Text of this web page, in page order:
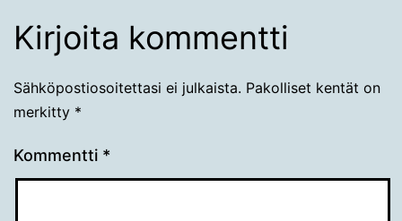
Kirjoita kommentti
Sähköpostiosoitettasi ei julkaista. Pakolliset kentät on
merkitty *
Kommentti *